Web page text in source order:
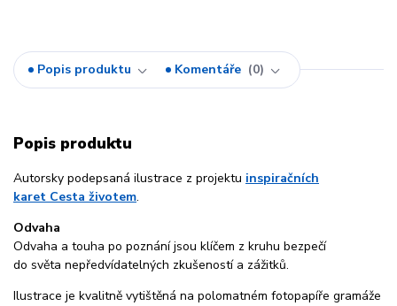
Popis produktu Komentáře 0
Popis produktu
Autorsky podepsaná ilustrace z projektu inspiračních
karet Cesta životem.
Odvaha
Odvaha a touha po poznání jsou klíčem z kruhu bezpečí
do světa nepředvídatelných zkušeností a zážitků.
Ilustrace je kvalitně vytištěná na polomatném fotopapíře gramáže